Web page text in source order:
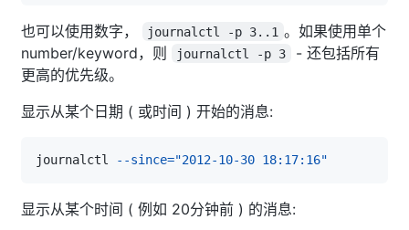
也可以使用数字， journalctl -p 3..1 。如果使用单个
number/keyword，则
journalctl -p 3
- 还包括所有
更高的优先级。
显示从某个日期 ( 或时间 ) 开始的消息:
journalctl --since="2012-10-30 18:17:16"
显示从某个时间 ( 例如 20分钟前 ) 的消息: